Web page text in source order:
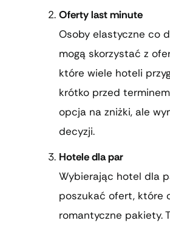
Oferty last minute
Osoby elastyczne co
mogą skorzystać z
które wiele hoteli
krótko przed
opcja na zniżki, ale
decyzji.
Hotele dla par
Wybierając hotel dla
poszukać ofert, które
romantyczne pakiety.